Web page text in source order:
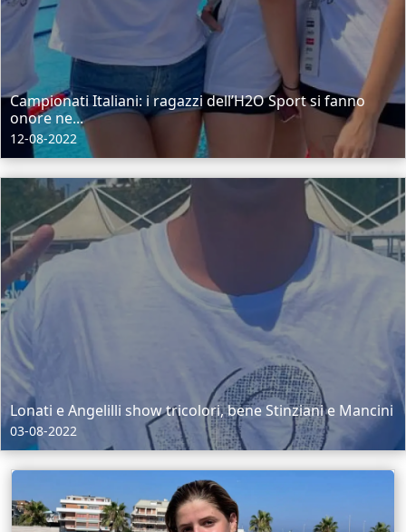
Campionati Italiani: i ragazzi dell’H2O Sport si fanno
onore ne...
12-08-2022
Lonati e Angelilli show tricolori, bene Stinziani e Mancini
03-08-2022